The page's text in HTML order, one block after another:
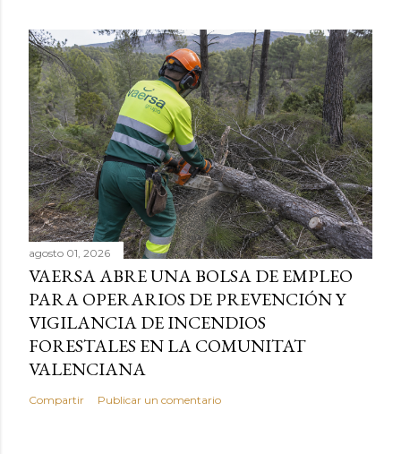
agosto 01, 2026
VAERSA ABRE UNA BOLSA DE EMPLEO
PARA OPERARIOS DE PREVENCIÓN Y
VIGILANCIA DE INCENDIOS
FORESTALES EN LA COMUNITAT
VALENCIANA
Compartir Publicar un comentario